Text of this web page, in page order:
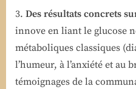
Des résultats concrets
innove en liant le glucose
métaboliques classiques
l’humeur, à l’anxiété et au
témoignages de la